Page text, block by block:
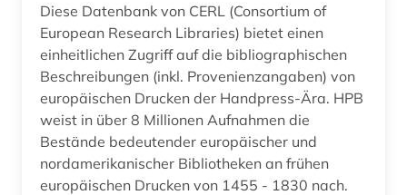
Diese Datenbank von CERL (Consortium of
European Research Libraries) bietet einen
einheitlichen Zugriff auf die bibliographischen
Beschreibungen (inkl. Provenienzangaben) von
europäischen Drucken der Handpress-Ära. HPB
weist in über 8 Millionen Aufnahmen die
Bestände bedeutender europäischer und
nordamerikanischer Bibliotheken an frühen
europäischen Drucken von 1455 - 1830 nach.